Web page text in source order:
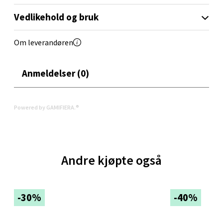
Vedlikehold og bruk
Om leverandøren
Anmeldelser (0)
Powered by GAMIFIERA.®
Andre kjøpte også
-30% -40%
Velg
Aunasenteret, Sunndalsvegen 3, 7340 Oppdal
Åpent i dag 10-19
0 i butikk
Thon Senter Orkanger, Orkdalsveien 113, 7300